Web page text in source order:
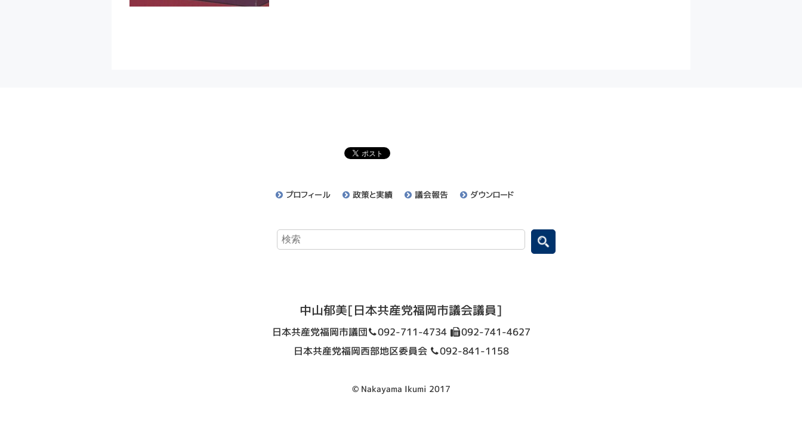
プロフィール 政策と実績 議会報告 ダウンロード
中山郁美[日本共産党福岡市議会議員]
日本共産党福岡市議団 092-711-4734
092-741-4627
日本共産党福岡西部地区委員会
092-841-1158
© Nakayama Ikumi 2017